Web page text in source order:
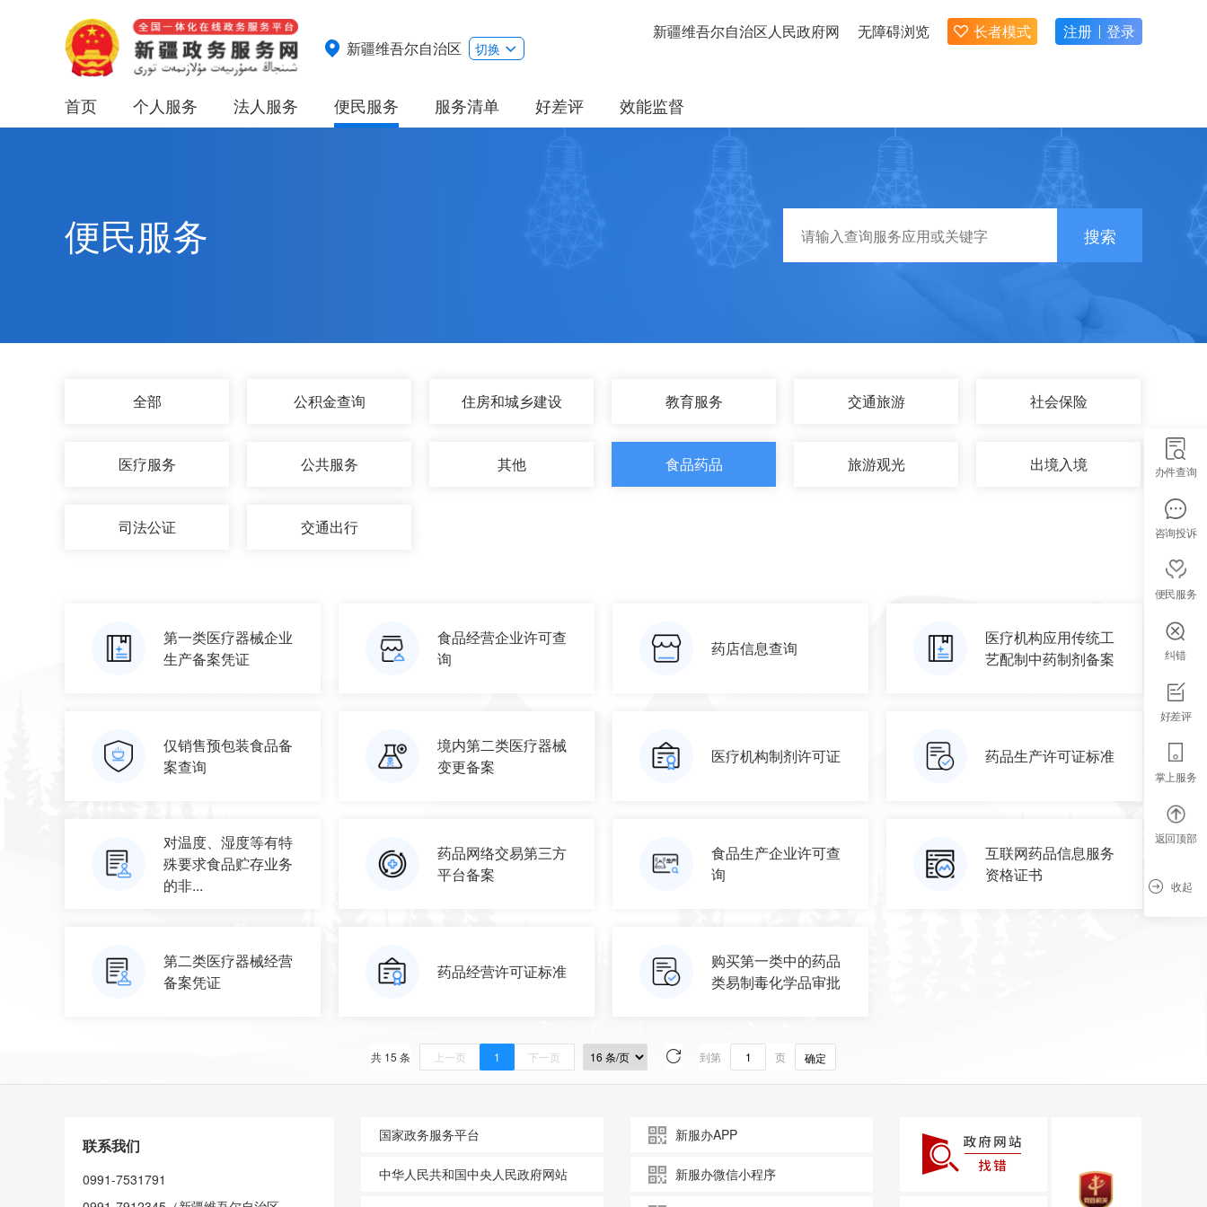
新疆维吾尔自治区 切换
新疆维吾尔自治区人民政府网 无障碍浏览 长者模式 注册 登录
首页 个人服务 法人服务 便民服务 服务清单 好差评 效能监督
便民服务 搜索
全部 公积金查询 住房和城乡建设 教育服务 交通旅游 社会保险
医疗服务 公共服务 其他 食品药品 旅游观光 出境入境
司法公证 交通出行
第一类医疗器械企业
生产备案凭证
食品经营企业许可查
询
药店信息查询
医疗机构应用传统工
艺配制中药制剂备案
仅销售预包装食品备
案查询
境内第二类医疗器械
变更备案
医疗机构制剂许可证 药品生产许可证标准
对温度、湿度等有特
殊要求食品贮存业务
的非...
药品网络交易第三方
平台备案
食品生产企业许可查
询
互联网药品信息服务
资格证书
第二类医疗器械经营
备案凭证
药品经营许可证标准
购买第一类中的药品
类易制毒化学品审批
共 15 条 上一页 1 下一页 到第 页 确定
联系我们
0991-7531791
国家政务服务平台
中华人民共和国中央人民政府网站
新服办APP
新服办微信小程序
办件查询
咨询投诉
便民服务
纠错
好差评
掌上服务
返回顶部
收起